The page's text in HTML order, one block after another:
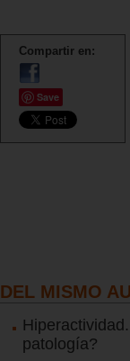
Compartir en:
Save
DEL MISMO
patología?